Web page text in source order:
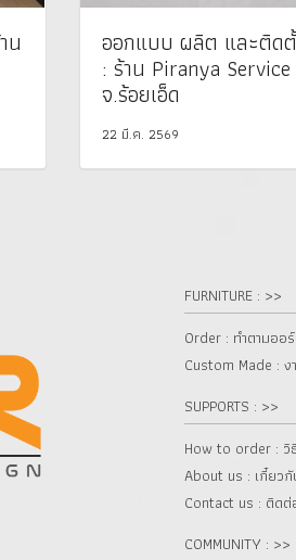
น ออกแบบ ผลิต และติด
: ร้าน Piranya Service
จ.ร้อยเอ็ด
22 มี.ค. 2569
FURNITURE : >>
Order : ทำตามออ
Custom Made :
SUPPORTS : >>
How to order : วิ
About us : เกี๋ยวกั
Contact us : ติดต่
COMMUNITY : >>